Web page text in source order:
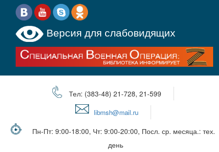
Версия для слабовидящих
Тел: (383-48) 21-728, 21-599
libmsh@mail.ru
Пн-Пт: 9:00-18:00, Чт: 9:00-20:00, Посл. ср. месяца.: тех.
день